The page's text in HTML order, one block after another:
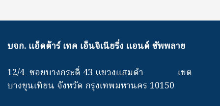
บจก. แอ็ดต้าร์ เทค เอ็นจิเนียริ่ง แอนด์ ซัพพลาย
12/4 ซอยบางกระดี่ 43 แขวงแสมดำ เขต
บางขุนเทียน จังหวัด กรุงเทพมหานคร 10150